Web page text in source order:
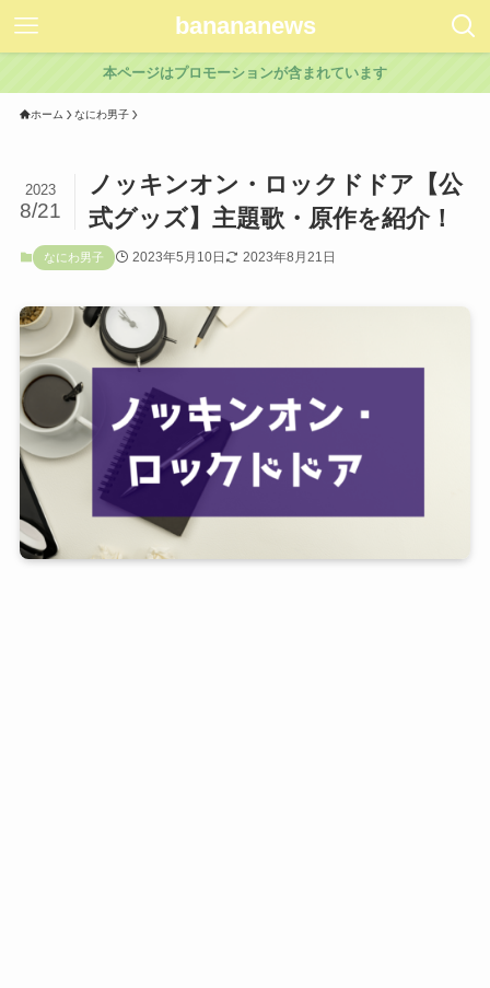
banananews
本ページはプロモーションが含まれています
ホーム なにわ男子
ノッキンオン・ロックドドア【公
式グッズ】主題歌・原作を紹介！
2023
8/21
なにわ男子 2023年5月10日 2023年8月21日